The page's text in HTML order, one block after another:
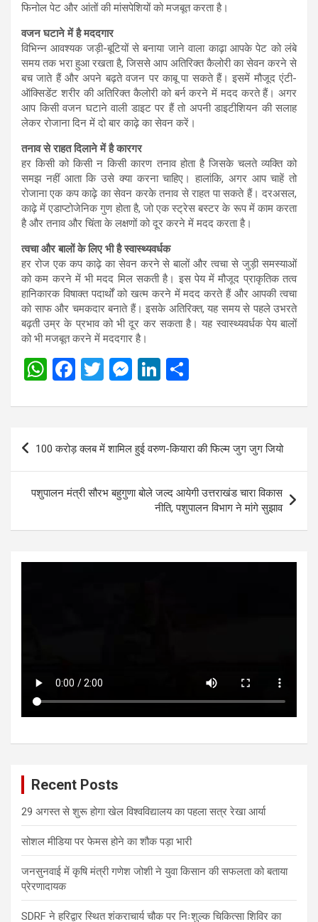
फिनोल पेट और आंतों की मांसपेशियों को मजबूत करता है।
वजन घटाने में है मददगार
विभिन्न आवश्यक जड़ी-बूटियों से बनाया जाने वाला काढ़ा आपके पेट को लंबे
समय तक भरा हुआ रखता है, जिससे आप अतिरिक्त कैलोरी का सेवन करने से
बच जाते हैं और अपने बढ़ते वजन पर काबू पा सकते हैं। इसमें मौजूद एंटी-
ऑक्सिडेंट शरीर की अतिरिक्त कैलोरी को बर्न करने में मदद करते हैं। अगर
आप किसी वजन घटाने वाली डाइट पर हैं तो अपनी डाइटीशियन की सलाह
लेकर रोजाना दिन में दो बार काढ़े का सेवन करें।
तनाव से राहत दिलाने में है कारगर
हर किसी को किसी न किसी कारण तनाव होता है जिसके चलते व्यक्ति को
समझ नहीं आता कि उसे क्या करना चाहिए। हालांकि, अगर आप चाहें तो
रोजाना एक कप काढ़े का सेवन करके तनाव से राहत पा सकते हैं। दरअसल,
काढ़े में एडाप्टोजेनिक गुण होता है, जो एक स्ट्रेस बस्टर के रूप में काम करता
है और तनाव और चिंता के लक्षणों को दूर करने में मदद करता है।
त्वचा और बालों के लिए भी है स्वास्थ्यवर्धक
हर रोज एक कप काढ़े का सेवन करने से बालों और त्वचा से जुड़ी समस्याओं
को कम करने में भी मदद मिल सकती है। इस पेय में मौजूद प्राकृतिक तत्व
हानिकारक विषाक्त पदार्थों को खत्म करने में मदद करते हैं और आपकी त्वचा
को साफ और चमकदार बनाते हैं। इसके अतिरिक्त, यह समय से पहले उभरते
बढ़ती उम्र के प्रभाव को भी दूर कर सकता है। यह स्वास्थ्यवर्धक पेय बालों
को भी मजबूत करने में मददगार है।
W
at
s
A
p
p
F
ce
o
o
k
T
tt
er
M
se
n
g
er
Li
ke
dI
n
ar
Post
navigation
100 करोड़ क्लब में शामिल हुई वरुण-कियारा की फिल्म जुग जुग जियो
पशुपालन मंत्री सौरभ बहुगुणा बोले जल्द आयेगी उत्तराखंड चारा विकास
नीति, पशुपालन विभाग ने मांगे सुझाव
Recent Posts
29 अगस्त से शुरू होगा खेल विश्वविद्यालय का पहला सत्र रेखा आर्या
सोशल मीडिया पर फेमस होने का शौक पड़ा भारी
जनसुनवाई में कृषि मंत्री गणेश जोशी ने युवा किसान की सफलता को बताया
प्रेरणादायक
SDRF ने हरिद्वार स्थित शंकराचार्य चौक पर निःशुल्क चिकित्सा शिविर का